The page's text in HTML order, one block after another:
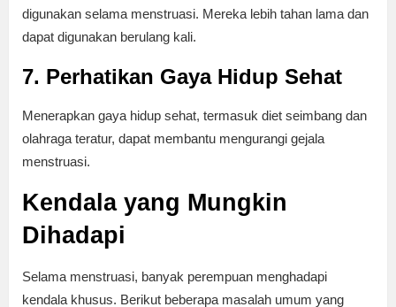
digunakan selama menstruasi. Mereka lebih tahan lama dan
dapat digunakan berulang kali.
7. Perhatikan Gaya Hidup Sehat
Menerapkan gaya hidup sehat, termasuk diet seimbang dan
olahraga teratur, dapat membantu mengurangi gejala
menstruasi.
Kendala yang Mungkin
Dihadapi
Selama menstruasi, banyak perempuan menghadapi
kendala khusus. Berikut beberapa masalah umum yang